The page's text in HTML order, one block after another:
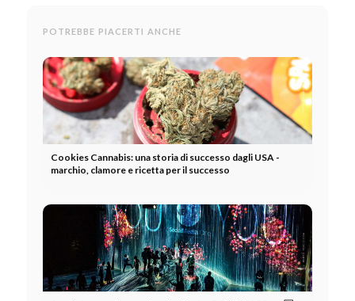
POTREBBE PIACERTI ANCHE
Cookies Cannabis: una storia di successo dagli USA -
marchio, clamore e ricetta per il successo